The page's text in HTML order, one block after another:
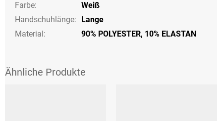
Farbe:
Weiß
Handschuhlänge:
Lange
Material:
90% POLYESTER, 10% ELASTAN